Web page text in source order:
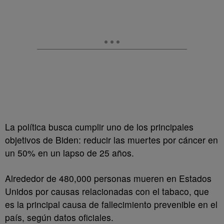
La política busca cumplir uno de los principales
objetivos de Biden: reducir las muertes por cáncer en
un 50% en un lapso de 25 años.
Alrededor de 480,000 personas mueren en Estados
Unidos por causas relacionadas con el tabaco, que
es la principal causa de fallecimiento prevenible en el
país, según datos oficiales.